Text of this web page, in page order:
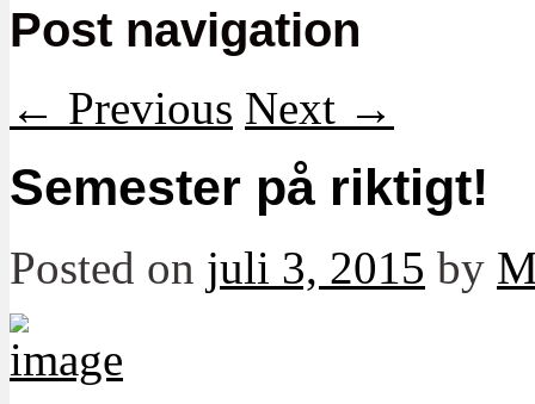
Post navigation
← Previous Next →
Semester på riktigt!
Posted on juli 3, 2015 by